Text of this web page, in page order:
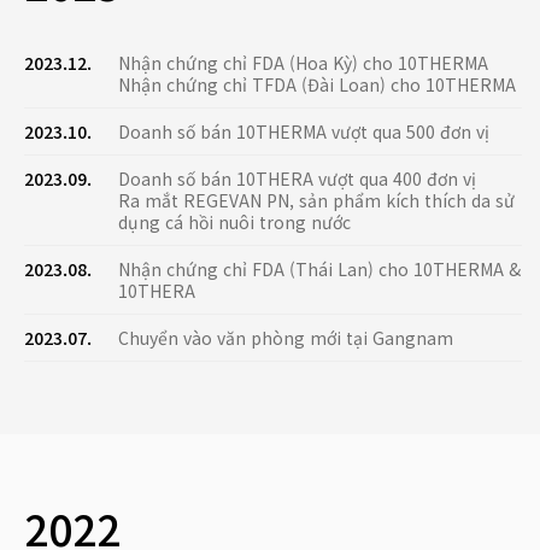
2023.12.
Nhận chứng chỉ FDA (Hoa Kỳ) cho 10THERMA
Nhận chứng chỉ TFDA (Đài Loan) cho 10THERMA
2023.10.
Doanh số bán 10THERMA vượt qua 500 đơn vị
2023.09.
Doanh số bán 10THERA vượt qua 400 đơn vị
Ra mắt REGEVAN PN, sản phẩm kích thích da sử
dụng cá hồi nuôi trong nước
2023.08.
Nhận chứng chỉ FDA (Thái Lan) cho 10THERMA &
10THERA
2023.07.
Chuyển vào văn phòng mới tại Gangnam
2022